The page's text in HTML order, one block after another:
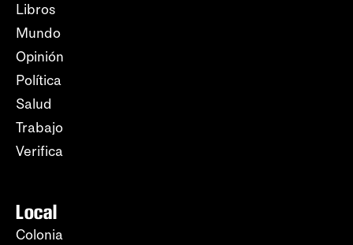
Libros
Mundo
Opinión
Política
Salud
Trabajo
Verifica
Local
Colonia